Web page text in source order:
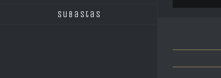
Subastas